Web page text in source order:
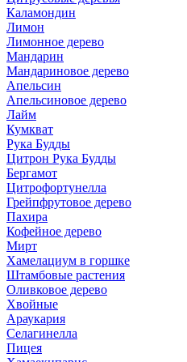
Каламондин
Лимон
Лимонное дерево
Мандарин
Мандариновое дерево
Апельсин
Апельсиновое дерево
Лайм
Кумкват
Рука Будды
Цитрон Рука Будды
Бергамот
Цитрофортунелла
Грейпфрутовое дерево
Пахира
Кофейное дерево
Мирт
Хамелациум в горшке
Штамбовые растения
Оливковое дерево
Хвойные
Араукария
Селагинелла
Пицея